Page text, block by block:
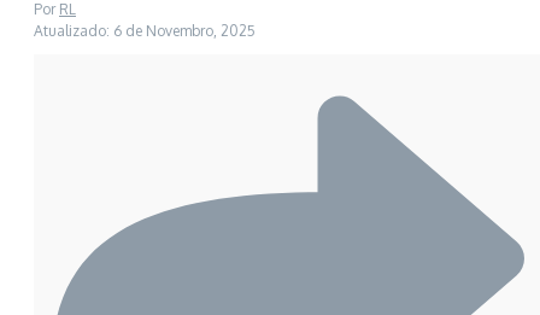
Por RL
Atualizado: 6 de Novembro, 2025